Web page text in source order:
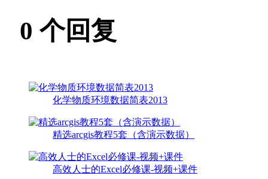
0 个回复
化学物质环境数据简表2013
精选arcgis教程5套（含演示数据）
高效人士的Excel必修课-视频+课件